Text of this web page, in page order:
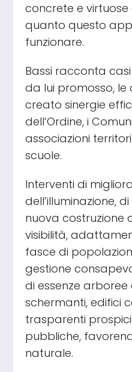
concrete e
quanto questo
funzionare.
Bassi racconta
da lui promosso, le
creato sinergie
dell’Ordine, i
associazioni
scuole.
Interventi di
dell’illuminazione,
nuova costruzione
visibilità,
fasce di
gestione
di essenze
schermanti, edifici
trasparenti
pubbliche,
naturale.